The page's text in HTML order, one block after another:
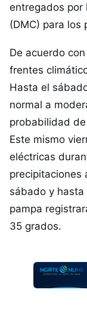
entregados por
(DMC) para los
De acuerdo
frentes
Hasta el
normal a
probabilidad
Este mismo
eléctricas
precipitaciones
sábado y
pampa
35 grados.